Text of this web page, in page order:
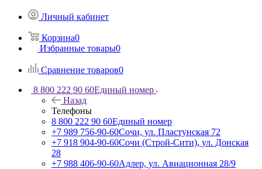
Личный кабинет
Корзина0
Избранные товары0
Сравнение товаров0
8 800 222 90 60Единый номер
Назад
Телефоны
8 800 222 90 60Единый номер
+7 989 756-90-60Сочи, ул. Пластунская 72
+7 918 904-90-60Сочи (Строй-Сити), ул. Донская
28
+7 988 406-90-60Адлер, ул. Авиационная 28/9